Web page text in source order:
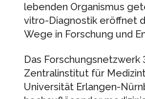
lebenden Organismus
vitro-Diagnostik eröffnet
Wege in Forschung und
Das Forschungsnetzwerk
Zentralinstitut für
Universität Erlangen-